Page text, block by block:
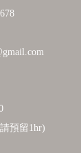
預留1hr)